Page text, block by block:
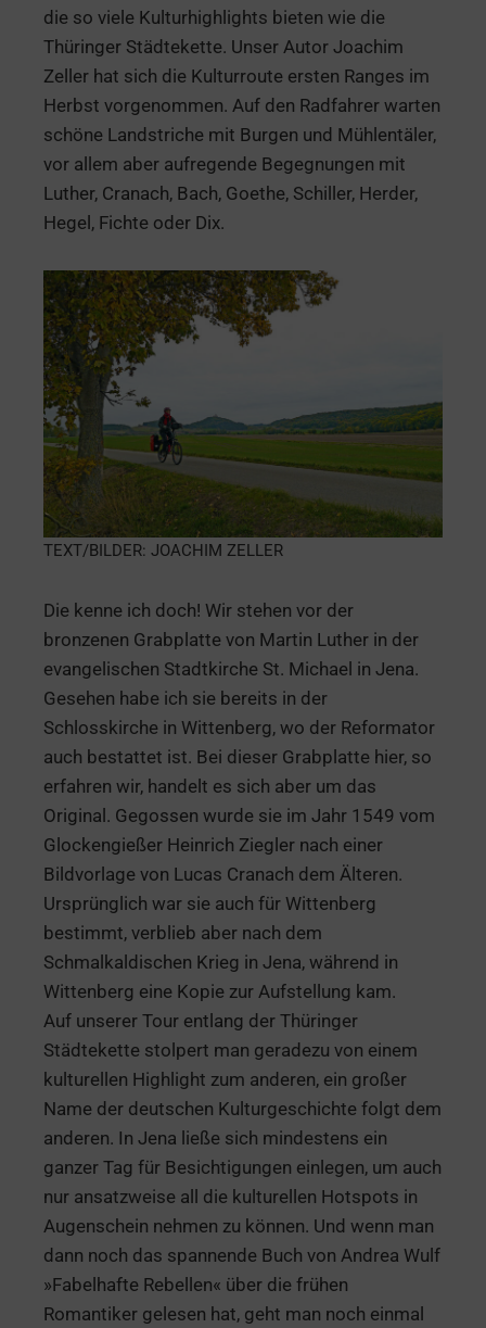
die so viele Kulturhighlights bieten wie die
Thüringer Städtekette. Unser Autor Joachim
Zeller hat sich die Kulturroute ersten Ranges im
Herbst vorgenommen. Auf den Radfahrer warten
schöne Landstriche mit Burgen und Mühlentäler,
vor allem aber aufregende Begegnungen mit
Luther, Cranach, Bach, Goethe, Schiller, Herder,
Hegel, Fichte oder Dix.
TEXT/BILDER: JOACHIM ZELLER
Die kenne ich doch! Wir stehen vor der
bronzenen Grabplatte von Martin Luther in der
evangelischen Stadtkirche St. Michael in Jena.
Gesehen habe ich sie bereits in der
Schlosskirche in Wittenberg, wo der Reformator
auch bestattet ist. Bei dieser Grabplatte hier, so
erfahren wir, handelt es sich aber um das
Original. Gegossen wurde sie im Jahr 1549 vom
Glockengießer Heinrich Ziegler nach einer
Bildvorlage von Lucas Cranach dem Älteren.
Ursprünglich war sie auch für Wittenberg
bestimmt, verblieb aber nach dem
Schmalkaldischen Krieg in Jena, während in
Wittenberg eine Kopie zur Aufstellung kam.
Auf unserer Tour entlang der Thüringer
Städtekette stolpert man geradezu von einem
kulturellen Highlight zum anderen, ein großer
Name der deutschen Kulturgeschichte folgt dem
anderen. In Jena ließe sich mindestens ein
ganzer Tag für Besichtigungen einlegen, um auch
nur ansatzweise all die kulturellen Hotspots in
Augenschein nehmen zu können. Und wenn man
dann noch das spannende Buch von Andrea Wulf
»Fabelhafte Rebellen« über die frühen
Romantiker gelesen hat, geht man noch einmal